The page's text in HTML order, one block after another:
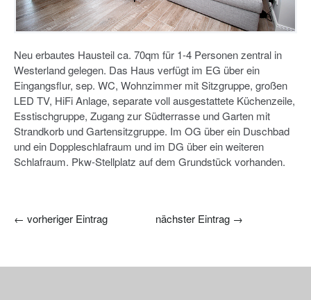
Neu erbautes Hausteil ca. 70qm für 1-4 Personen zentral in
Westerland gelegen. Das Haus verfügt im EG über ein
Eingangsflur, sep. WC, Wohnzimmer mit Sitzgruppe, großen
LED TV, HiFi Anlage, separate voll ausgestattete Küchenzeile,
Esstischgruppe, Zugang zur Südterrasse und Garten mit
Strandkorb und Gartensitzgruppe. Im OG über ein Duschbad
und ein Doppleschlafraum und im DG über ein weiteren
Schlafraum. Pkw-Stellplatz auf dem Grundstück vorhanden.
← vorheriger Eintrag nächster Eintrag →